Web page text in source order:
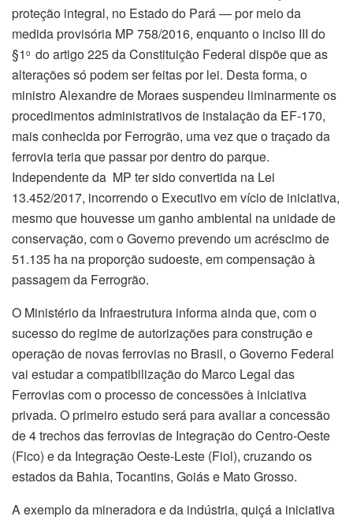
proteção integral, no Estado do Pará — por meio da
medida provisória MP 758/2016, enquanto o inciso III do
§1 o do artigo 225 da Constituição Federal dispõe que as
alterações só podem ser feitas por lei. Desta forma, o
ministro Alexandre de Moraes suspendeu liminarmente os
procedimentos administrativos de instalação da EF-170,
mais conhecida por Ferrogrão, uma vez que o traçado da
ferrovia teria que passar por dentro do parque.
Independente da MP ter sido convertida na Lei
13.452/2017, incorrendo o Executivo em vício de iniciativa,
mesmo que houvesse um ganho ambiental na unidade de
conservação, com o Governo prevendo um acréscimo de
51.135 ha na proporção sudoeste, em compensação à
passagem da Ferrogrão.
O Ministério da Infraestrutura informa ainda que, com o
sucesso do regime de autorizações para construção e
operação de novas ferrovias no Brasil, o Governo Federal
vai estudar a compatibilização do Marco Legal das
Ferrovias com o processo de concessões à iniciativa
privada. O primeiro estudo será para avaliar a concessão
de 4 trechos das ferrovias de Integração do Centro-Oeste
(Fico) e da Integração Oeste-Leste (Fiol), cruzando os
estados da Bahia, Tocantins, Goiás e Mato Grosso.
A exemplo da mineradora e da indústria, quiçá a iniciativa